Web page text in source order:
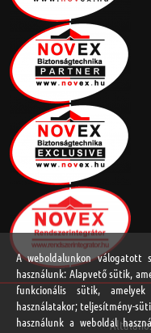
A weboldalunkon válogatott
használunk: Alapvető sütik,
funkcionális sütik,
használatakor; teljesítmény-
használunk a weboldal